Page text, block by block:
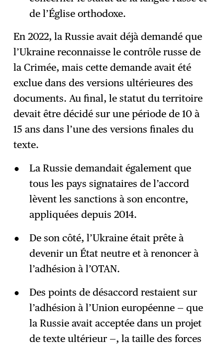
de l’Église orthodoxe.
En 2022, la Russie avait déjà demandé que
l’Ukraine reconnaisse le contrôle russe de
la Crimée, mais cette demande avait été
exclue dans des versions ultérieures des
documents. Au final, le statut du territoire
devait être décidé sur une période de 10 à
15 ans dans l’une des versions finales du
texte.
La Russie demandait également que
tous les pays signataires de l’accord
lèvent les sanctions à son encontre,
appliquées depuis 2014.
De son côté, l’Ukraine était prête à
devenir un État neutre et à renoncer à
l’adhésion à l’OTAN.
Des points de désaccord restaient sur
l’adhésion à l’Union européenne — que
la Russie avait acceptée dans un projet
de texte ultérieur —, la taille des forces